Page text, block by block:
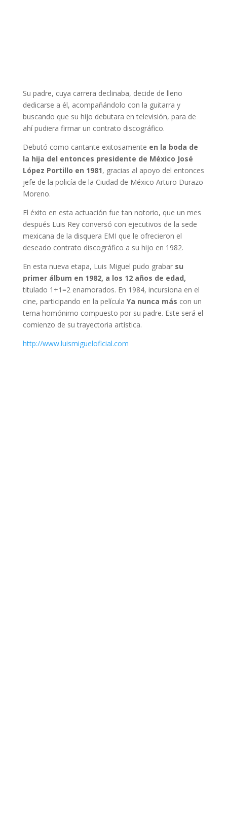
Su padre, cuya carrera declinaba, decide de lleno
dedicarse a él, acompañándolo con la guitarra y
buscando que su hijo debutara en televisión, para de
ahí pudiera firmar un contrato discográfico.
Debutó como cantante exitosamente en la boda de
la hija del entonces presidente de México José
López Portillo en 1981, gracias al apoyo del entonces
jefe de la policía de la Ciudad de México Arturo Durazo
Moreno.
El éxito en esta actuación fue tan notorio, que un mes
después Luis Rey conversó con ejecutivos de la sede
mexicana de la disquera EMI que le ofrecieron el
deseado contrato discográfico a su hijo en 1982.
En esta nueva etapa, Luis Miguel pudo grabar su
primer álbum en 1982, a los 12 años de edad,
titulado 1+1=2 enamorados. En 1984, incursiona en el
cine, participando en la película Ya nunca más con un
tema homónimo compuesto por su padre. Este será el
comienzo de su trayectoria artística.
http://www.luismigueloficial.com